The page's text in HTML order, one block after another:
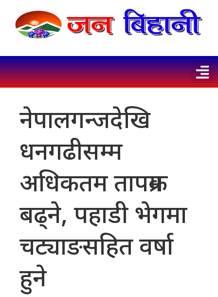
नेपालगन्जदेखि
धनगढीसम्म
अधिकतम तापक्रम
बढ्ने, पहाडी भेगमा
चट्याङसहित वर्षा
हुने